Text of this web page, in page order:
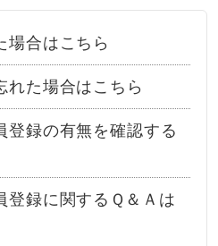
場合はこちら
れた場合はこちら
登録の有無を確認する
登録に関するＱ＆Ａは